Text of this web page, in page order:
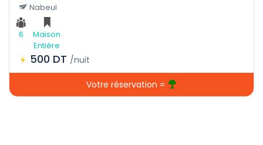
Nabeul
6
Maison
Entière
500 DT /nuit
Votre réservation =